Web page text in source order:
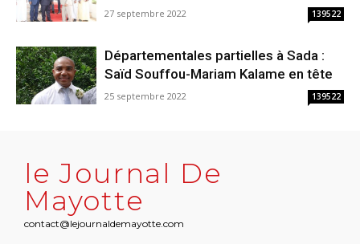
27 septembre 2022 139522
Départementales partielles à Sada :
Saïd Souffou-Mariam Kalame en tête
25 septembre 2022 139522
le Journal De
Mayotte
contact@lejournaldemayotte.com